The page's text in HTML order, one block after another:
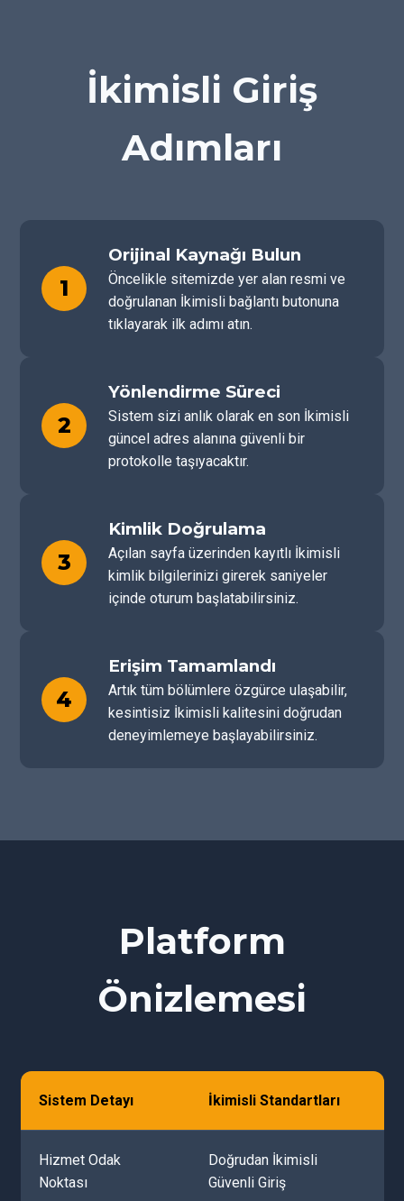
İkimisli Giriş
Adımları
1
Orijinal Kaynağı Bulun
Öncelikle sitemizde yer alan resmi ve
doğrulanan İkimisli bağlantı butonuna
tıklayarak ilk adımı atın.
2
Yönlendirme Süreci
Sistem sizi anlık olarak en son İkimisli
güncel adres alanına güvenli bir
protokolle taşıyacaktır.
3
Kimlik Doğrulama
Açılan sayfa üzerinden kayıtlı İkimisli
kimlik bilgilerinizi girerek saniyeler
içinde oturum başlatabilirsiniz.
4
Erişim Tamamlandı
Artık tüm bölümlere özgürce ulaşabilir,
kesintisiz İkimisli kalitesini doğrudan
deneyimlemeye başlayabilirsiniz.
Platform
Önizlemesi
Sistem Detayı İkimisli Standartları
Hizmet Odak
Noktası
Doğrudan İkimisli
Güvenli Giriş